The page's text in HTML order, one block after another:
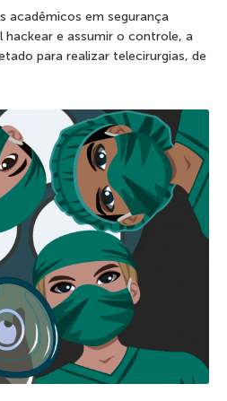
acadêmicos em segurança
hackear e assumir o controle, a
para realizar telecirurgias, de